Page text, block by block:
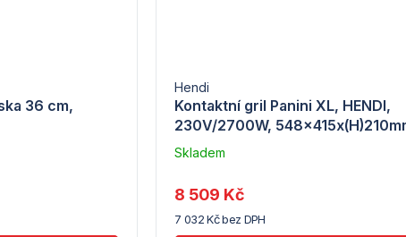
36 cm,
Kontaktní gril Panini XL, HENDI,
230V/2700W,
Hendi
Skladem
dodavatele
(7) -
Hendi
7 032 Kč bez DPH
8 509 Kč